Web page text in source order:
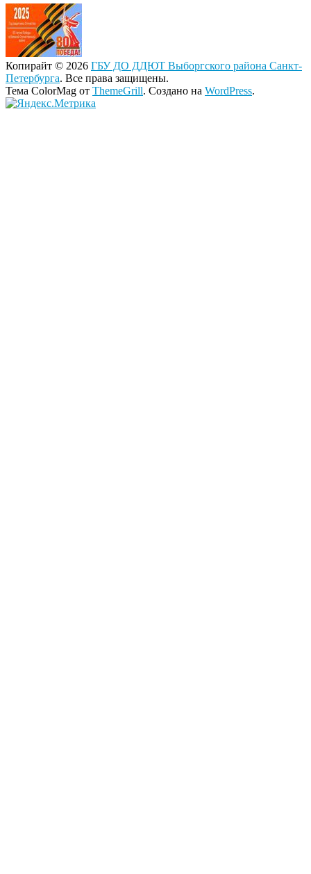
Копирайт © 2026 ГБУ ДО ДДЮТ Выборгского района Санкт-
Петербурга. Все права защищены.
Тема ColorMag от ThemeGrill. Создано на WordPress.